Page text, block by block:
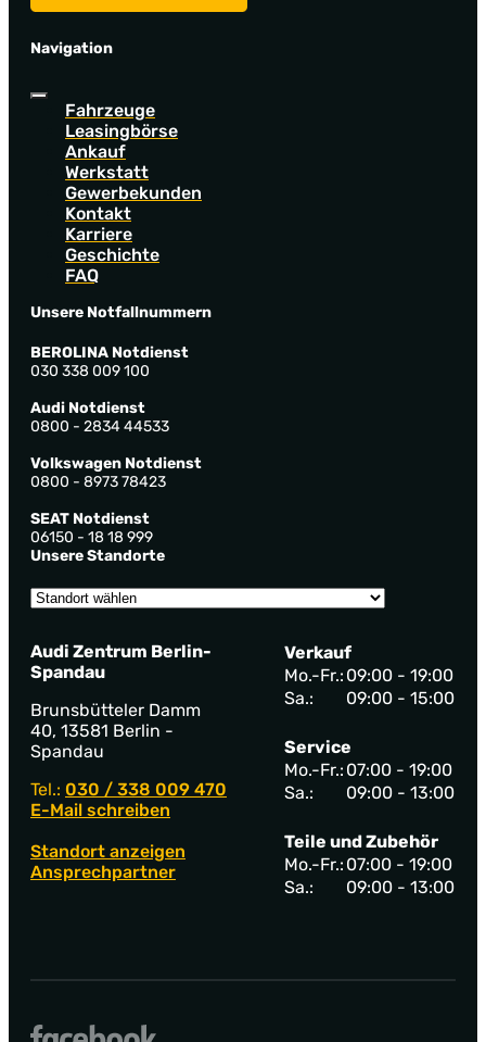
Navigation
Fahrzeuge
Leasingbörse
Ankauf
Werkstatt
Gewerbekunden
Kontakt
Karriere
Geschichte
FAQ
Unsere Notfallnummern
BEROLINA Notdienst
030 338 009 100
Audi Notdienst
0800 - 2834 44533
Volkswagen Notdienst
0800 - 8973 78423
SEAT Notdienst
06150 - 18 18 999
Unsere Standorte
Audi Zentrum Berlin-
Spandau
Brunsbütteler Damm
40, 13581 Berlin -
Spandau
Tel.: 030 / 338 009 470
E-Mail schreiben
Standort anzeigen
Ansprechpartner
Verkauf
Mo.-Fr.: 09:00 - 19:00
Sa.:
09:00 - 15:00
Service
Mo.-Fr.: 07:00 - 19:00
Sa.:
09:00 - 13:00
Teile und Zubehör
Mo.-Fr.: 07:00 - 19:00
Sa.:
09:00 - 13:00